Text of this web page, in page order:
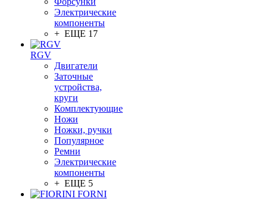
Электрические
компоненты
+ ЕЩЕ 17
RGV
Двигатели
Заточные
устройства,
круги
Комплектующие
Ножи
Ножки, ручки
Популярное
Ремни
Электрические
компоненты
+ ЕЩЕ 5